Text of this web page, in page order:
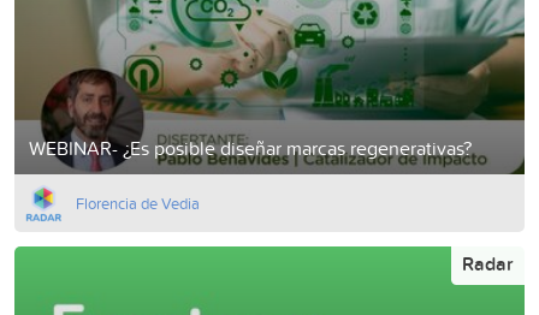
WEBINAR- ¿Es posible diseñar marcas regenerativas?
Florencia de Vedia
Radar